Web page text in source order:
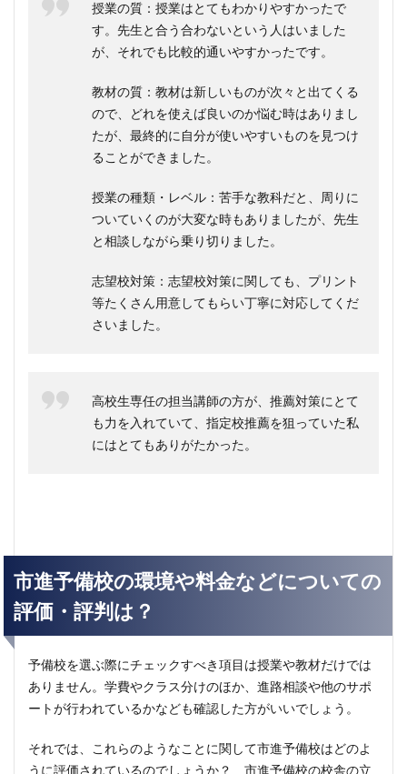
授業の質：授業はとてもわかりやすかったで
す。先生と合う合わないという人はいました
が、それでも比較的通いやすかったです。
教材の質：教材は新しいものが次々と出てくる
ので、どれを使えば良いのか悩む時はありまし
たが、最終的に自分が使いやすいものを見つけ
ることができました。
授業の種類・レベル：苦手な教科だと、周りに
ついていくのが大変な時もありましたが、先生
と相談しながら乗り切りました。
志望校対策：志望校対策に関しても、プリント
等たくさん用意してもらい丁寧に対応してくだ
さいました。
高校生専任の担当講師の方が、推薦対策にとて
も力を入れていて、指定校推薦を狙っていた私
にはとてもありがたかった。
市進予備校の環境や料金などについての
評価・評判は？
予備校を選ぶ際にチェックすべき項目は授業や教材だけでは
ありません。学費やクラス分けのほか、進路相談や他のサポ
ートが行われているかなども確認した方がいいでしょう。
それでは、これらのようなことに関して市進予備校はどのよ
うに評価されているのでしょうか？ 市進予備校の校舎の立